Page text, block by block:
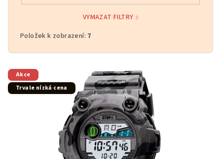
VYMAZAT FILTRY
Položek k zobrazení: 7
V
ý
p
Akce
Trvale nízká cena